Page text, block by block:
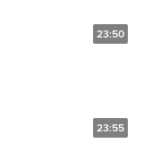
23:50
23:55